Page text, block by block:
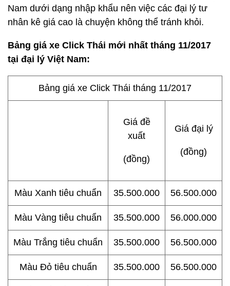
Nam dưới dạng nhập khẩu nên việc các đại lý tư
nhân kê giá cao là chuyện không thể tránh khỏi.
Bảng giá xe Click Thái mới nhất tháng 11/2017
tại đại lý Việt Nam:
Bảng giá xe Click Thái tháng 11/2017
Giá đề
xuất
(đồng)
Giá đại lý
(đồng)
Màu Xanh tiêu chuẩn 35.500.000 56.500.000
Màu Vàng tiêu chuẩn 35.500.000 56.000.000
Màu Trắng tiêu chuẩn 35.500.000 56.500.000
Màu Đỏ tiêu chuẩn 35.500.000 56.500.000